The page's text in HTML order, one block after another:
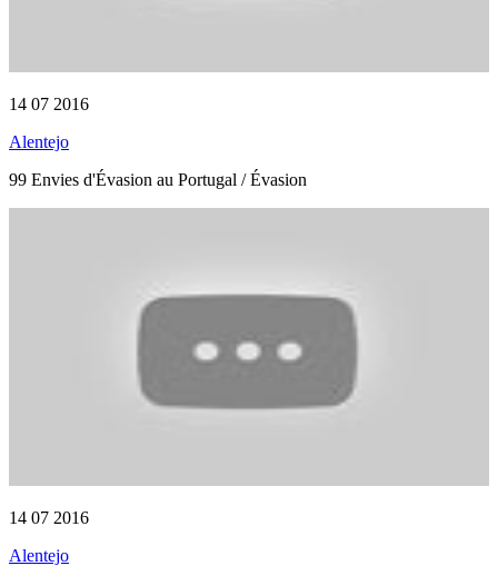
14 07 2016
Alentejo
99 Envies d'Évasion au Portugal / Évasion
14 07 2016
Alentejo